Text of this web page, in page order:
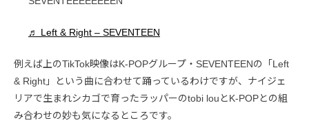
♬ Left & Right – SEVENTEEN
例えば上のTikTok映像はK-POPグループ・SEVENTEENの「Left
& Right」という曲に合わせて踊っているわけですが、ナイジェ
リアで生まれシカゴで育ったラッパーのtobi louとK-POPとの組
み合わせの妙も気になるところです。